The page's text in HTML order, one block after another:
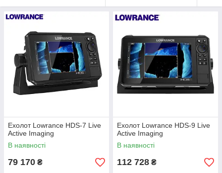
Ехолот Lowrance HDS-7 Live
Active Imaging
В наявності
79 170 ₴
Ехолот Lowrance HDS-9 Live
Active Imaging
В наявності
112 728 ₴